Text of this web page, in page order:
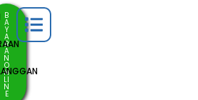
B
A
Y
A
R
A
N
O
N
LI
N
E